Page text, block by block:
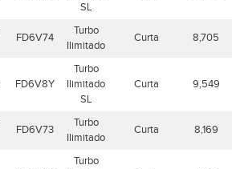
SL
FD6V74
Turbo
Ilimitado
Curta 8,705
FD6V8Y
Turbo
Ilimitado
SL
Curta 9,549
FD6V73
Turbo
Ilimitado
Curta 8,169
Turbo